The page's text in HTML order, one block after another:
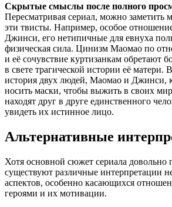
Скрытые смыслы после полного
Пересматривая сериал, можно заметить
эти твисты. Например, особое
Джинси, его нетипичные для евнуха
физическая сила. Цинизм Маомао по
и её сочувствие куртизанкам обретают
в свете трагической истории её матери.
история двух людей, Маомао и Джинси,
носить маски, чтобы выжить в своих
находят друг в друге единственного
увидеть их истинное лицо.
Альтернативные
Хотя основной сюжет сериала довольно
существуют различные интерпретации
аспектов, особенно касающихся
героями и их мотивации.